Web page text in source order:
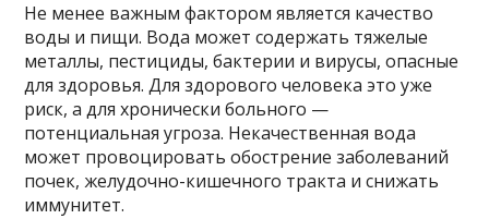
Не менее важным фактором является качество
воды и пищи. Вода может содержать тяжелые
металлы, пестициды, бактерии и вирусы, опасные
для здоровья. Для здорового человека это уже
риск, а для хронически больного —
потенциальная угроза. Некачественная вода
может провоцировать обострение заболеваний
почек, желудочно-кишечного тракта и снижать
иммунитет.